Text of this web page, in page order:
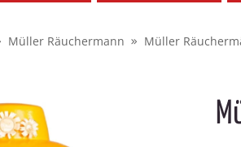
Müller Räuchermann Müller